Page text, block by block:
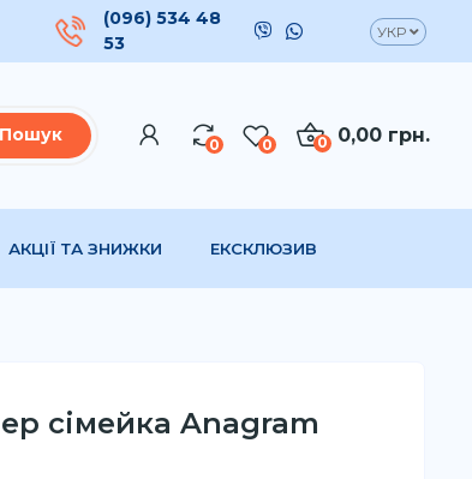
(096) 534 48
53
УКР
Пошук 0 0 0,00 грн.
0
АКЦІЇ ТА ЗНИЖКИ ЕКСКЛЮЗИВ
сімейка Anagram